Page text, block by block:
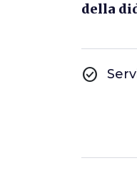
della
check_circle